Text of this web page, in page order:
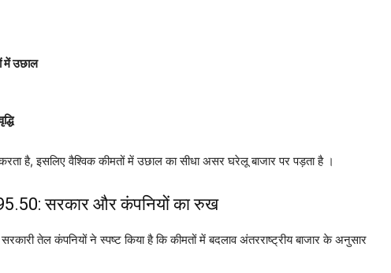
में उछाल
है, इसलिए वैश्विक कीमतों में उछाल का सीधा असर घरेलू बाजार पर पड़ता है ।
सरकार और कंपनियों का रुख
तेल कंपनियों ने स्पष्ट किया है कि कीमतों में बदलाव अंतरराष्ट्रीय बाजार के अनुसार